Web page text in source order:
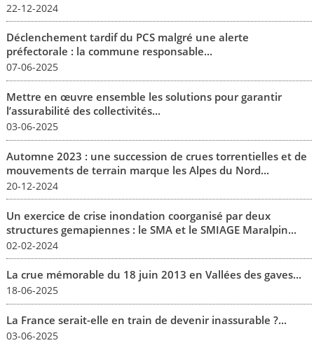
22-12-2024
Déclenchement tardif du PCS malgré une alerte
préfectorale : la commune responsable...
07-06-2025
Mettre en œuvre ensemble les solutions pour garantir
l’assurabilité des collectivités...
03-06-2025
Automne 2023 : une succession de crues torrentielles et de
mouvements de terrain marque les Alpes du Nord...
20-12-2024
Un exercice de crise inondation coorganisé par deux
structures gemapiennes : le SMA et le SMIAGE Maralpin...
02-02-2024
La crue mémorable du 18 juin 2013 en Vallées des gaves...
18-06-2025
La France serait-elle en train de devenir inassurable ?...
03-06-2025